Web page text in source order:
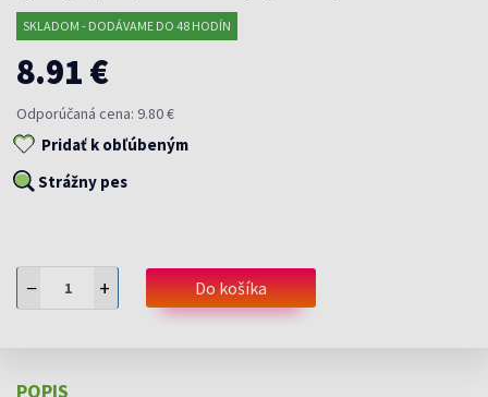
SKLADOM - DODÁVAME DO 48 HODÍN
8.91 €
Odporúčaná cena: 9.80 €
Pridať k obľúbeným
Strážny pes
− + Do košíka
POPIS